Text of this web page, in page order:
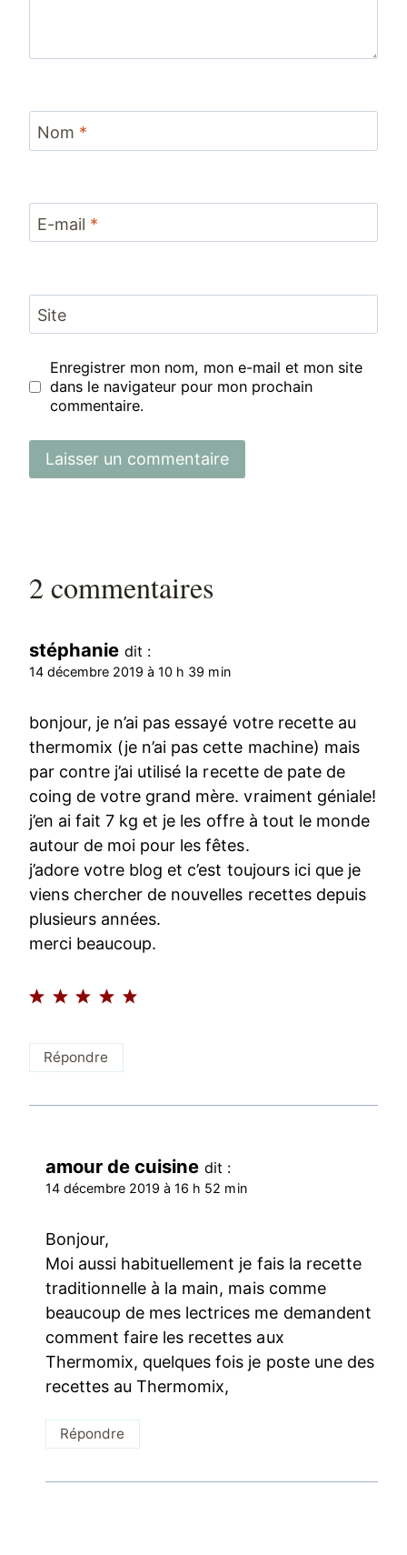
Nom *
E-mail *
Site
Enregistrer mon nom, mon e-mail et mon site
dans le navigateur pour mon prochain
commentaire.
2 commentaires
stéphanie dit :
14 décembre 2019 à 10 h 39 min
bonjour, je n’ai pas essayé votre recette au
thermomix (je n’ai pas cette machine) mais
par contre j’ai utilisé la recette de pate de
coing de votre grand mère. vraiment géniale!
j’en ai fait 7 kg et je les offre à tout le monde
autour de moi pour les fêtes.
j’adore votre blog et c’est toujours ici que je
viens chercher de nouvelles recettes depuis
plusieurs années.
merci beaucoup.
Répondre
amour de cuisine dit :
14 décembre 2019 à 16 h 52 min
Bonjour,
Moi aussi habituellement je fais la recette
traditionnelle à la main, mais comme
beaucoup de mes lectrices me demandent
comment faire les recettes aux
Thermomix, quelques fois je poste une des
recettes au Thermomix,
Répondre